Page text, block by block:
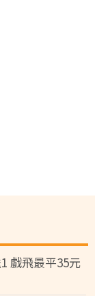
戲飛最平35元